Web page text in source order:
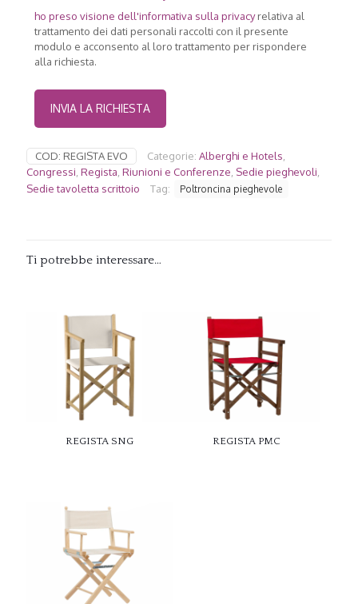
ho preso visione dell'informativa sulla privacyrelativa al
trattamento dei dati personali raccolti con il presente
modulo e acconsento al loro trattamento per rispondere
alla richiesta.
COD: REGISTA EVO Categorie: Alberghi e Hotels,
Congressi, Regista, Riunioni e Conferenze, Sedie pieghevoli,
Sedie tavoletta scrittoio
Tag: Poltroncina pieghevole
Ti potrebbe interessare…
REGISTA SNG REGISTA PMC